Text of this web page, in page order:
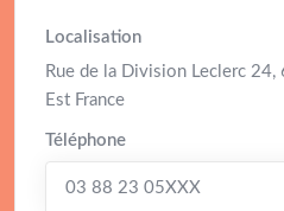
Localisation
Rue de la Division Leclerc 24,
Est France
Téléphone
03 88 23 05XXX